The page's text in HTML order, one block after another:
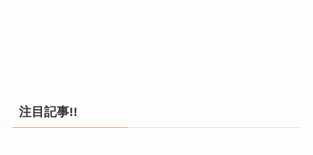
注目記事!!